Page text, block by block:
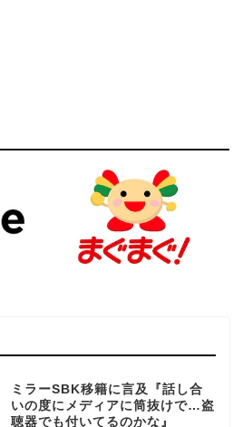
ミラーSBK移籍に言及『話し合
いの度にメディアに筒抜けで…盗
聴器でも付いてるのかな』